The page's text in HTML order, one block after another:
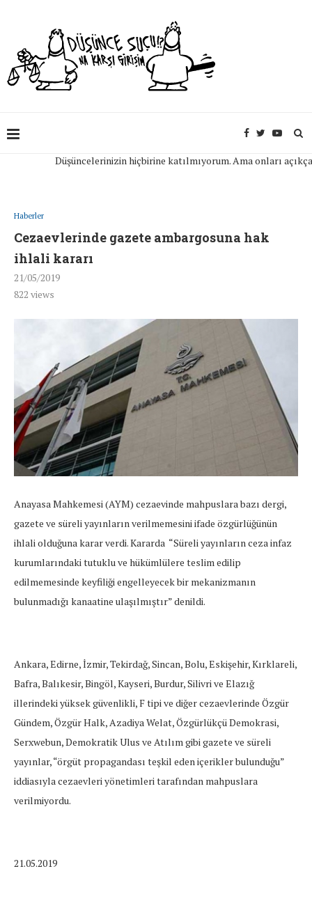
Düşüncelerinizin hiçbirine katılmıyorum. Ama onları açıkça
Haberler
Cezaevlerinde gazete ambargosuna hak
ihlali kararı
21/05/2019
822 views
Anayasa Mahkemesi (AYM) cezaevinde mahpuslara bazı dergi,
gazete ve süreli yayınların verilmemesini ifade özgürlüğünün
ihlali olduğuna karar verdi. Kararda “Süreli yayınların ceza infaz
kurumlarındaki tutuklu ve hükümlülere teslim edilip
edilmemesinde keyfiliği engelleyecek bir mekanizmanın
bulunmadığı kanaatine ulaşılmıştır” denildi.
Ankara, Edirne, İzmir, Tekirdağ, Sincan, Bolu, Eskişehir, Kırklareli,
Bafra, Balıkesir, Bingöl, Kayseri, Burdur, Silivri ve Elazığ
illerindeki yüksek güvenlikli, F tipi ve diğer cezaevlerinde Özgür
Gündem, Özgür Halk, Azadiya Welat, Özgürlükçü Demokrasi,
Serxwebun, Demokratik Ulus ve Atılım gibi gazete ve süreli
yayınlar, “örgüt propagandası teşkil eden içerikler bulunduğu”
iddiasıyla cezaevleri yönetimleri tarafından mahpuslara
verilmiyordu.
21.05.2019